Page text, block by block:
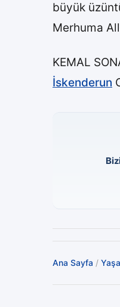
büyük
Merhuma
KEMAL
İskenderun
Ana Sayfa /